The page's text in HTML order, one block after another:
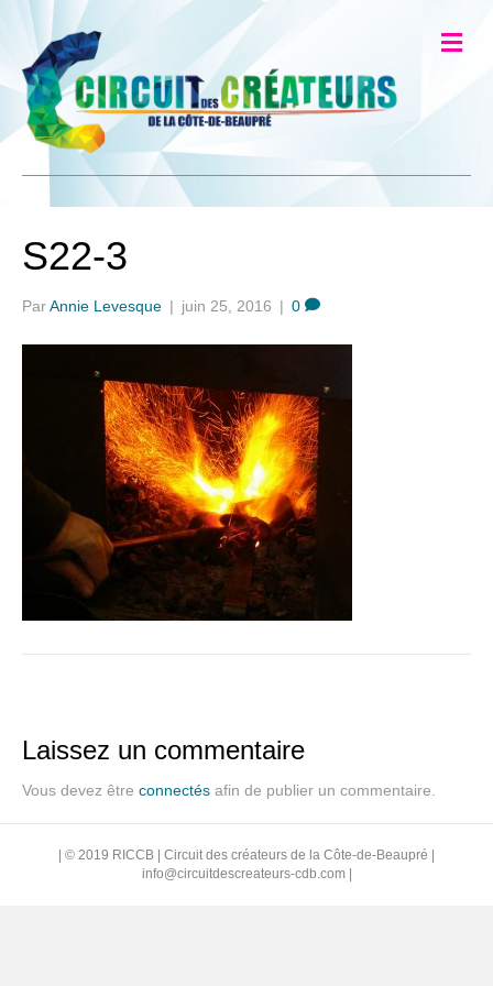
S22-3
ParAnnie Levesque | juin 25, 2016 | 0
Laissez un commentaire
Vous devez être connectés afin de publier un commentaire.
| © 2019 RICCB | Circuit des créateurs de la Côte-de-Beaupré |
info@circuitdescreateurs-cdb.com|